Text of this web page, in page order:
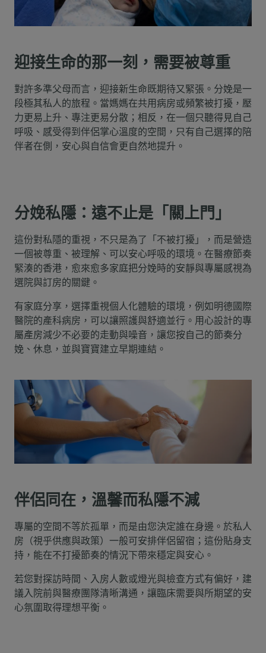
迎接生命的那一刻，需要被尊重
對許多準父母而言，迎接新生命既期待又緊張。分娩是一
段極其私人的旅程。當媽媽在共用病房或頻繁被打擾，壓
力更易上升、專注更易分散；相反，在一個只聽得見自己
呼吸、感受得到伴侶掌心溫度的空間，只有自己選擇的陪
伴者在側，安心與自信會更自然地提升。
分娩私隱：遠不止是「關上門」
這份對私隱的重視，不只是為了「不被打擾」，而是營造
一個被尊重、被理解、可以安心呼吸的環境。在醫療節奏
緊湊的香港，愈來愈多家庭把分娩時的安靜與專屬感視為
選院與訂房的關鍵。
有家庭分享，選擇重視個人化體驗的環境，例如明德國際
醫院的產科病房，可以讓照護與舒適並行。用心設計的專
屬產房減少不必要的走動與噪音，讓您按自己的節奏分
娩、休息，並與寶寶建立早期連結。
伴侶同在，溫馨而私隱不減
專屬的空間不等於孤單，而是由您決定誰在身邊。於私人
房（視乎供應與政策）一般可安排伴侶留宿；這份貼身支
持，能在不打擾節奏的情況下帶來穩定與安心。
若您對探訪時間、入房人數或燈光與檢查方式有偏好，建
議入院前與醫療團隊清晰溝通，讓臨床需要與所期望的安
心氛圍取得理想平衡。